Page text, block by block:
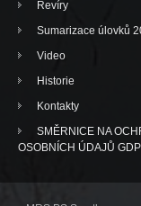
Revíry
Sumarizace úlovků
Video
Historie
Kontakty
SMĚRNICE NA
OSOBNÍCH ÚDAJŮ